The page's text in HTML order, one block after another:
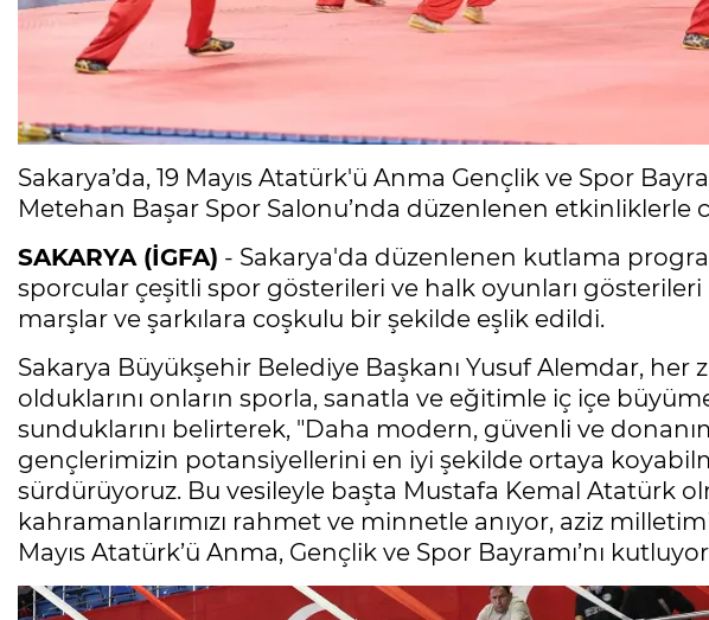
Sakarya’da, 19 Mayıs Atatürk'ü Anma Gençlik ve Spor
Metehan Başar Spor Salonu’nda düzenlenen etkinliklerle
SAKARYA (İGFA) - Sakarya'da düzenlenen kutlama
sporcular çeşitli spor gösterileri ve halk oyunları gösterileri
marşlar ve şarkılara coşkulu bir şekilde eşlik edildi.
Sakarya Büyükşehir Belediye Başkanı Yusuf Alemdar, her
olduklarını onların sporla, sanatla ve eğitimle iç içe
sunduklarını belirterek, "Daha modern, güvenli ve
gençlerimizin potansiyellerini en iyi şekilde ortaya
sürdürüyoruz. Bu vesileyle başta Mustafa Kemal Atatürk
kahramanlarımızı rahmet ve minnetle anıyor, aziz
Mayıs Atatürk’ü Anma, Gençlik ve Spor Bayramı’nı